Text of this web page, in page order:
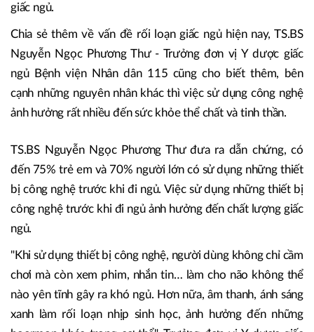
giấc ngủ.
Chia sẻ thêm về vấn đề rối loạn giấc ngủ hiện nay, TS.BS
Nguyễn Ngọc Phương Thư - Trưởng đơn vị Y dược giấc
ngủ Bệnh viện Nhân dân 115 cũng cho biết thêm, bên
cạnh những nguyên nhân khác thì việc sử dụng công nghệ
ảnh hưởng rất nhiều đến sức khỏe thể chất và tinh thần.
TS.BS Nguyễn Ngọc Phương Thư đưa ra dẫn chứng, có
đến 75% trẻ em và 70% người lớn có sử dụng những thiết
bị công nghệ trước khi đi ngủ. Việc sử dụng những thiết bị
công nghệ trước khi đi ngủ ảnh hưởng đến chất lượng giấc
ngủ.
"Khi sử dụng thiết bị công nghệ, người dùng không chỉ cầm
chơi mà còn xem phim, nhắn tin… làm cho não không thể
nào yên tĩnh gây ra khó ngủ. Hơn nữa, âm thanh, ánh sáng
xanh làm rối loạn nhịp sinh học, ảnh hưởng đến những